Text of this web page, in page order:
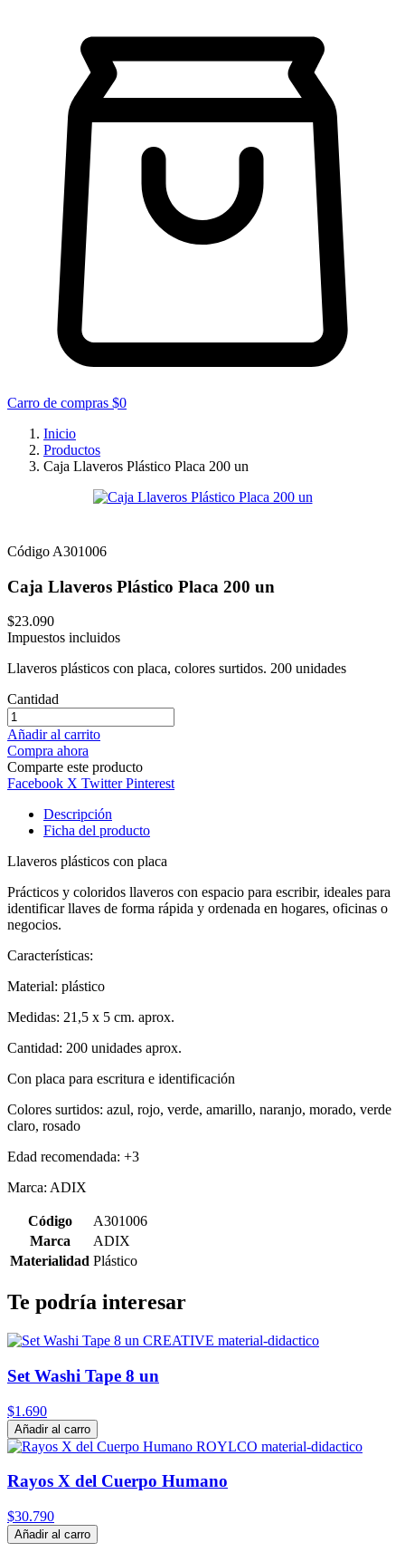
Carro de compras $0
Inicio
Productos
Caja Llaveros Plástico Placa 200 un
Código A301006
Caja Llaveros Plástico Placa 200 un
$23.090
Impuestos incluidos
Llaveros plásticos con placa, colores surtidos. 200 unidades
Cantidad
Añadir al carrito
Compra ahora
Comparte este producto
Facebook X Twitter Pinterest
Descripción
Ficha del producto
Llaveros plásticos con placa
Prácticos y coloridos llaveros con espacio para escribir, ideales para
identificar llaves de forma rápida y ordenada en hogares, oficinas o
negocios.
Características:
Material: plástico
Medidas: 21,5 x 5 cm. aprox.
Cantidad: 200 unidades aprox.
Con placa para escritura e identificación
Colores surtidos: azul, rojo, verde, amarillo, naranjo, morado, verde
claro, rosado
Edad recomendada: +3
Marca: ADIX
Código
A301006
Marca
ADIX
Materialidad Plástico
Te podría interesar
Set Washi Tape 8 un
$1.690
Añadir al carro
Rayos X del Cuerpo Humano
$30.790
Añadir al carro